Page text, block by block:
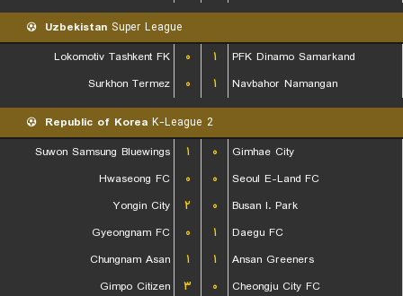
Uzbekistan Super League
Lokomotiv Tashkent FK
۰ ۱
PFK Dinamo Samarkand
Surkhon Termez
۰ ۱ Navbahor Namangan
Republic of Korea K-League 2
Suwon Samsung Bluewings
۱ ۰
Gimhae City
Hwaseong FC
۰ ۰
Seoul E-Land FC
Yongin City
۲ ۰
Busan I. Park
Gyeongnam FC
۰ ۱
Daegu FC
Chungnam Asan
۱ ۱
Ansan Greeners
Gimpo Citizen
۳ ۰ Cheongju City FC